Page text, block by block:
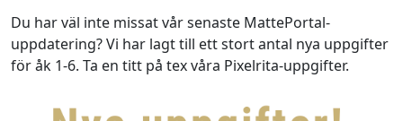
Du har väl inte missat vår senaste MattePortal-
uppdatering? Vi har lagt till ett stort antal nya uppgifter
för åk 1-6. Ta en titt på tex våra Pixelrita-uppgifter.